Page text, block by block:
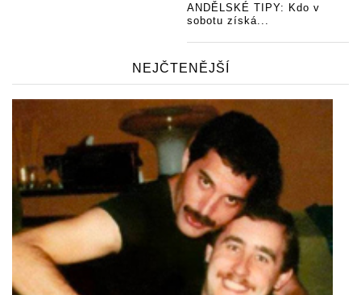
ANDĚLSKÉ TIPY: Kdo v
sobotu získá...
NEJČTENĚJŠÍ